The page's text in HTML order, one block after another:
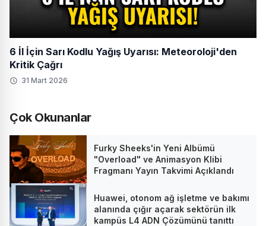
6 İl İçin Sarı Kodlu Yağış Uyarısı: Meteoroloji'den
Kritik Çağrı
31 Mart 2026
Çok Okunanlar
Furky Sheeks'in Yeni Albümü
"Overload" ve Animasyon Klibi
Fragmanı Yayın Takvimi Açıklandı
Huawei, otonom ağ işletme ve bakımı
alanında çığır açarak sektörün ilk
kampüs L4 ADN Çözümünü tanıttı